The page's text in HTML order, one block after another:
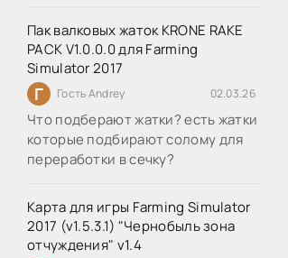
Пак валковых жаток KRONE RAKE
PACK V1.0.0.0 для Farming
Simulator 2017
Г Гость Andrey 02.03.26
Что подберают жатки? есть жатки
которые подбирают солому для
переработки в сечку?
Карта для игры Farming Simulator
2017 (v1.5.3.1) "Чернобыль зона
отчуждения" v1.4